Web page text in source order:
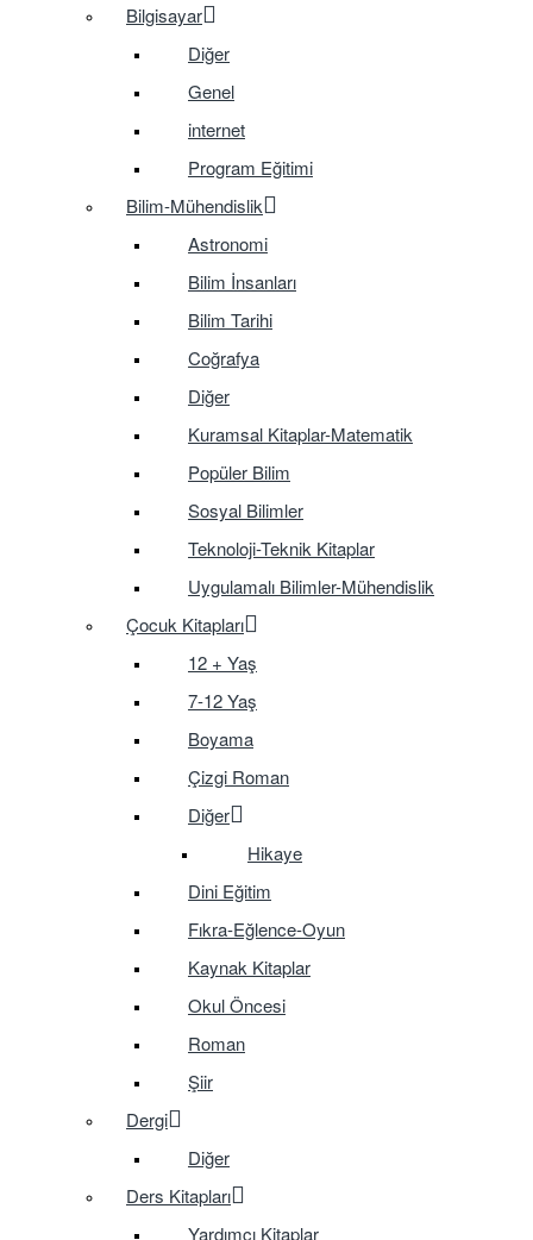
Bilgisayar
Diğer
Genel
internet
Program Eğitimi
Bilim-Mühendislik
Astronomi
Bilim İnsanları
Bilim Tarihi
Coğrafya
Diğer
Kuramsal Kitaplar-Matematik
Popüler Bilim
Sosyal Bilimler
Teknoloji-Teknik Kitaplar
Uygulamalı Bilimler-Mühendislik
Çocuk Kitapları
12 + Yaş
7-12 Yaş
Boyama
Çizgi Roman
Diğer
Hikaye
Dini Eğitim
Fıkra-Eğlence-Oyun
Kaynak Kitaplar
Okul Öncesi
Roman
Şiir
Dergi
Diğer
Ders Kitapları
Yardımcı Kitaplar